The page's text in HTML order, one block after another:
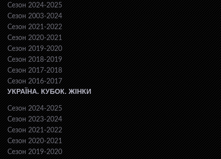
Сезон 2024-2025
Сезон 2003-2024
Сезон 2021-2022
Сезон 2020-2021
Сезон 2019-2020
Сезон 2018-2019
Сезон 2017-2018
Сезон 2016-2017
УКРАЇНА. КУБОК. ЖІНКИ
Сезон 2024-2025
Сезон 2023-2024
Сезон 2021-2022
Сезон 2020-2021
Сезон 2019-2020